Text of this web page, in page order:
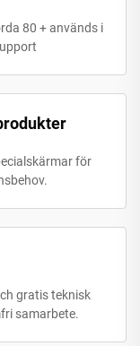
80 + används i
för
gratis teknisk
samarbete.